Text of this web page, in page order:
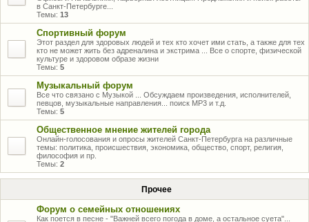
в Санкт-Петербурге...
Темы: 13
Спортивный форум
Этот раздел для здоровых людей и тех кто хочет ими стать, а также для тех
кто не может жить без адреналина и экстрима ... Все о спорте, физической
культуре и здоровом образе жизни
Темы: 5
Музыкальный форум
Все что связано с Музыкой ... Обсуждаем произведения, исполнителей,
певцов, музыкальные направления... поиск MP3 и т.д.
Темы: 5
Общественное мнение жителей города
Онлайн-голосования и опросы жителей Санкт-Петербурга на различные
темы: политика, происшествия, экономика, общество, спорт, религия,
философия и пр.
Темы: 2
Прочее
Форум о семейных отношениях
Как поется в песне - "Важней всего погода в доме, а остальное суета"...